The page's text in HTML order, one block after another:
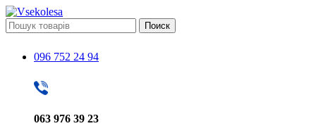
Поиск
096 752 24 94
063 976 39 23